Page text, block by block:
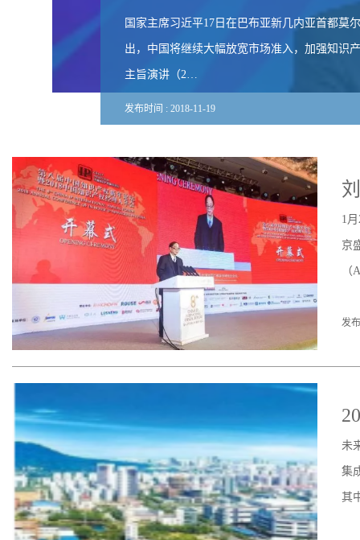
国家主席习近平17日在巴布亚新几内亚首都莫
出，中国将继续大幅放宽市场准入，加强知
主旨演讲（2…
发布时间 : 2018-11-19
1
京
发
未
集
其